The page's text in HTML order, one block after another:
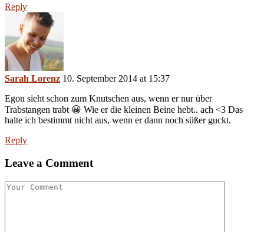
Reply
Sarah Lorenz 10. September 2014 at 15:37
Egon sieht schon zum Knutschen aus, wenn er nur über
Trabstangen trabt 😀 Wie er die kleinen Beine hebt.. ach <3 Das
halte ich bestimmt nicht aus, wenn er dann noch süßer guckt.
Reply
Leave a Comment